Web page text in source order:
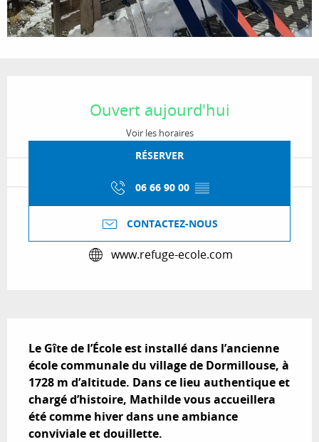
Ouvert aujourd'hui
Voir les horaires
RÉSERVER
06 66 90 00 ▒▒
CONTACTEZ-NOUS
www.refuge-ecole.com
Le Gîte de l’École est installé dans l’ancienne
école communale du village de Dormillouse, à
1728 m d’altitude. Dans ce lieu authentique et
chargé d’histoire, Mathilde vous accueillera
été comme hiver dans une ambiance
conviviale et douillette.